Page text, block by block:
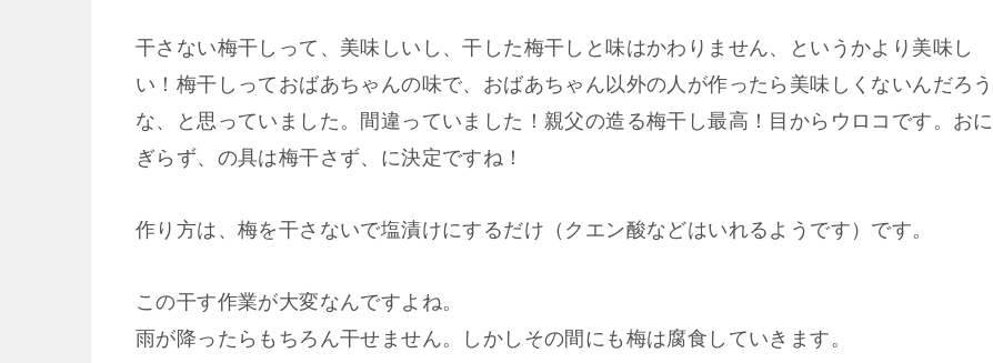
干さない梅干しって、美味しいし、干した梅干しと味はかわりません、
というかより美味し
い！梅干しっておばあちゃんの味で、 おばあちゃん以外の人が作ったら美味しくないんだろう
な、
と思っていました。間違っていました！親父の造る梅干し最高！ 目からウロコです。おに
ぎらず、の具は梅干さず、に決定ですね！
作り方は、梅を干さないで塩漬けにするだけ（クエン酸などはいれるようです）です。
この干す作業が大変なんですよね。
雨が降ったらもちろん干せません。しかしその間にも梅は腐食していきます。